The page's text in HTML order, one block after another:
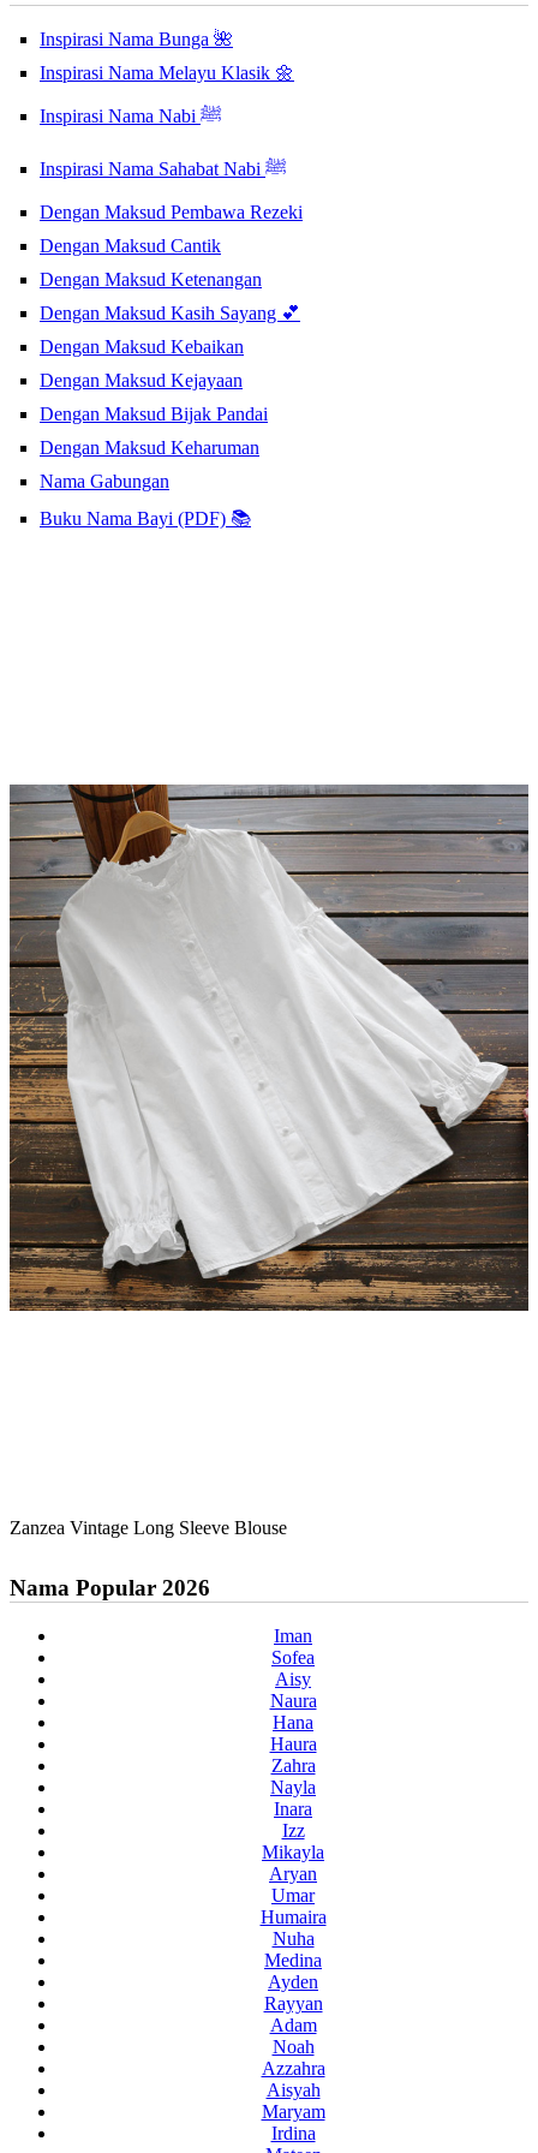
Inspirasi Nama Bunga 🌺
Inspirasi Nama Melayu Klasik 🌼
Inspirasi Nama Nabi ﷺ
Inspirasi Nama Sahabat Nabi ﷺ
Dengan Maksud Pembawa Rezeki
Dengan Maksud Cantik
Dengan Maksud Ketenangan
Dengan Maksud Kasih Sayang 💕
Dengan Maksud Kebaikan
Dengan Maksud Kejayaan
Dengan Maksud Bijak Pandai
Dengan Maksud Keharuman
Nama Gabungan
Buku Nama Bayi (PDF) 📚
Zanzea Vintage Long Sleeve Blouse
Nama Popular 2026
Iman
Sofea
Aisy
Naura
Hana
Haura
Zahra
Nayla
Inara
Izz
Mikayla
Aryan
Umar
Humaira
Nuha
Medina
Ayden
Rayyan
Adam
Noah
Azzahra
Aisyah
Maryam
Irdina